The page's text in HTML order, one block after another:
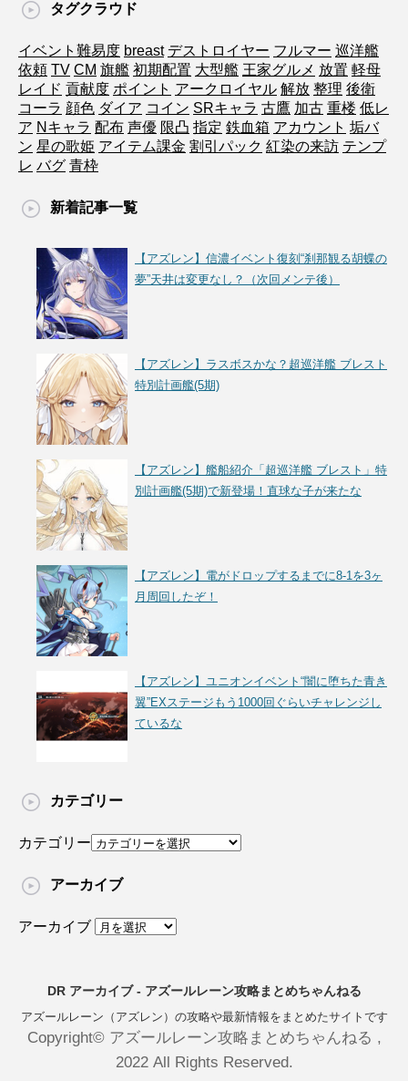
タグクラウド
イベント難易度 breast デストロイヤー フルマー 巡洋艦
依頼 TV CM 旗艦 初期配置 大型艦 王家グルメ 放置 軽母
レイド 貢献度 ポイント アークロイヤル 解放 整理 後衛
コーラ 顔色 ダイア コイン SRキャラ 古鷹 加古 重楼 低レ
ア Nキャラ 配布 声優 限凸 指定 鉄血箱 アカウント 垢バ
ン 星の歌姫 アイテム課金 割引パック 紅染の来訪 テンプ
レ バグ 青枠
新着記事一覧
【アズレン】信濃イベント復刻“刹那観る胡蝶の
夢”天井は変更なし？（次回メンテ後）
【アズレン】ラスボスかな？超巡洋艦 ブレスト
特別計画艦(5期)
【アズレン】艦船紹介「超巡洋艦 ブレスト」特
別計画艦(5期)で新登場！直球な子が来たな
【アズレン】電がドロップするまでに8-1を3ヶ
月周回したぞ！
【アズレン】ユニオンイベント“闇に堕ちた青き
翼”EXステージもう1000回ぐらいチャレンジし
ているな
カテゴリー
カテゴリー
アーカイブ
アーカイブ
DR アーカイブ - アズールレーン攻略まとめちゃんねる
アズールレーン（アズレン）の攻略や最新情報をまとめたサイトです
Copyright© アズールレーン攻略まとめちゃんねる ,
2022 All Rights Reserved.